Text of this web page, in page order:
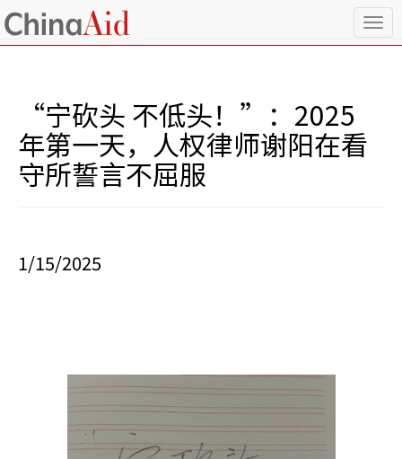
T
o
“宁砍头 不低头！”：2025
年第一天，人权律师谢阳在看
守所誓言不屈服
1/15/2025